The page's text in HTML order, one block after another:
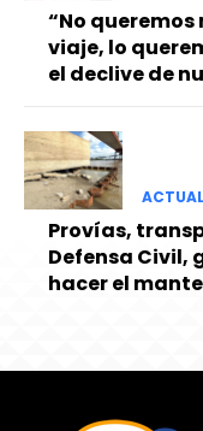
“No
viaje, lo
el declive de
Provías,
Defensa Civil,
hacer el